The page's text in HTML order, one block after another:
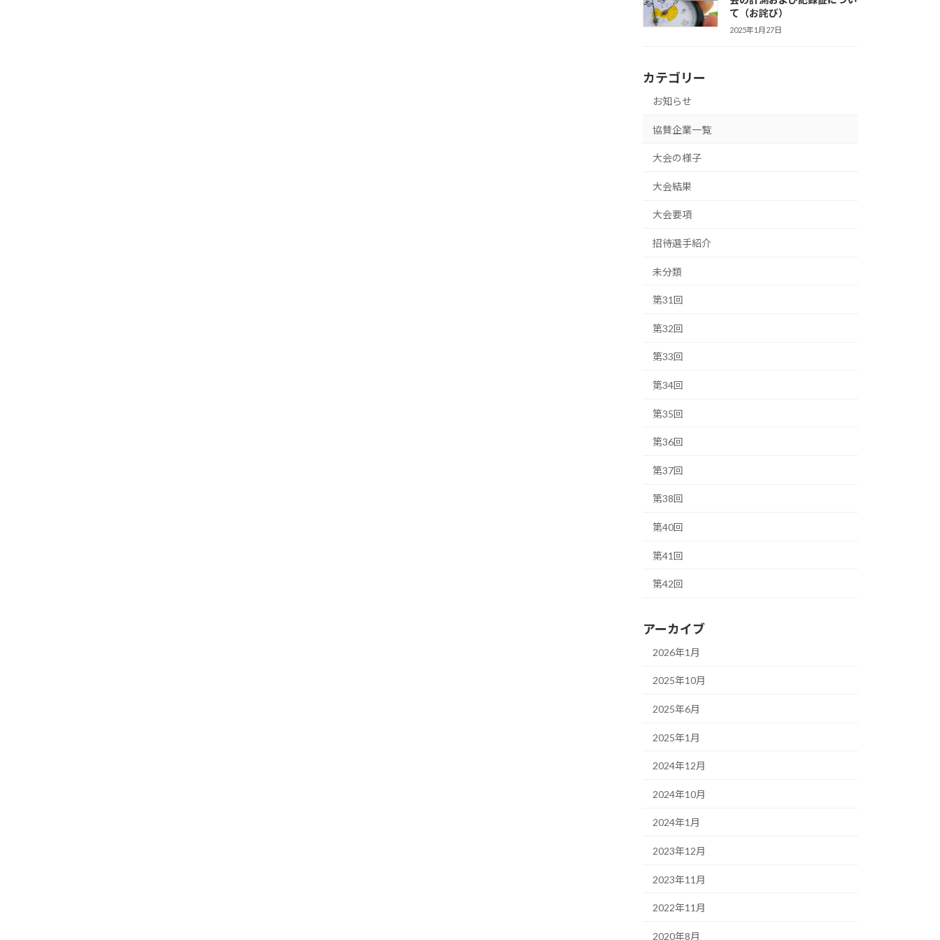
て（お詫び）
2025年1月27日
カテゴリー
お知らせ
協賛企業一覧
大会の様子
大会結果
大会要項
招待選手紹介
未分類
第31回
第32回
第33回
第34回
第35回
第36回
第37回
第38回
第40回
第41回
第42回
アーカイブ
2026年1月
2025年10月
2025年6月
2025年1月
2024年12月
2024年10月
2024年1月
2023年12月
2023年11月
2022年11月
2020年8月